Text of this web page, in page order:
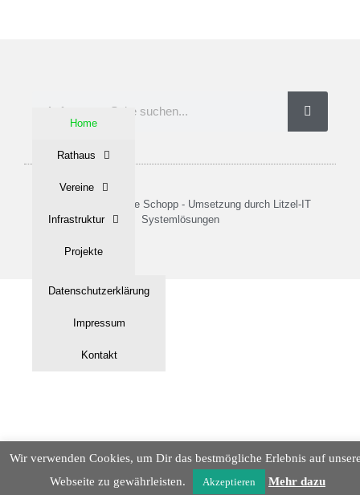
Home
Rathaus
Vereine
Infrastruktur
Projekte
© 2022 - Gemeinde Schopp - Umsetzung durch Litzel-IT
Systemlösungen
Datenschutzerklärung
Impressum
Kontakt
Wir verwenden Cookies, um Dir das bestmögliche Erlebnis auf
Webseite zu gewährleisten.
Akzeptieren Mehr dazu